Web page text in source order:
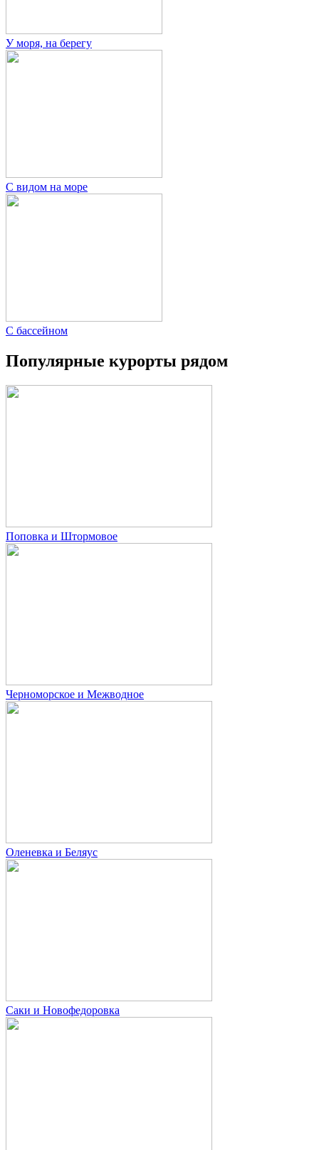
У моря, на берегу
С видом на море
С бассейном
Популярные курорты рядом
Поповка и Штормовое
Черноморское и Межводное
Оленевка и Беляус
Саки и Новофедоровка